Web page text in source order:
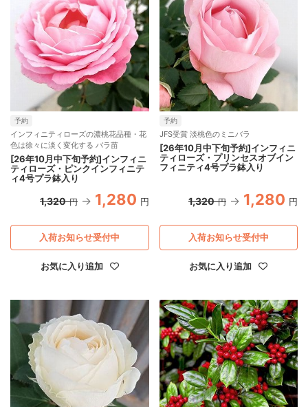
予約
インフィニティローズの濃桃花品種・花
色は徐々に淡く変化する バラ苗
[26年10月中下旬予約]インフィニ
ティローズ・ピンクインフィニテ
ィ4号プラ鉢入り
1,320 円 1,280 円
お気に入り追加
入荷お知らせ受付中
予約
JFS受賞 淡桃色のミニバラ
[26年10月中下旬予約]インフィニ
ティローズ・プリンセスオブイン
フィニティ4号プラ鉢入り
1,320 円 1,280 円
お気に入り追加
入荷お知らせ受付中